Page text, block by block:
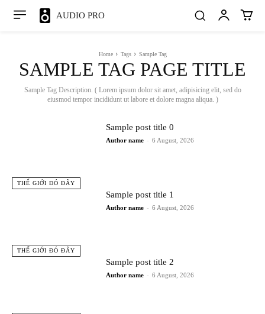
AUDIO PRO
Home Tags Sample Tag
SAMPLE TAG PAGE TITLE
Sample Tag Description. ( Lorem ipsum dolor sit amet, adipisicing elit, sed do
eiusmod tempor incididunt ut labore et dolore magna aliqua. )
THẾ GIỚI ĐÓ ĐÂY
Sample post title 0
Author name - 6 August, 2026
THẾ GIỚI ĐÓ ĐÂY
Sample post title 1
Author name - 6 August, 2026
Sample post title 2
Author name - 6 August, 2026